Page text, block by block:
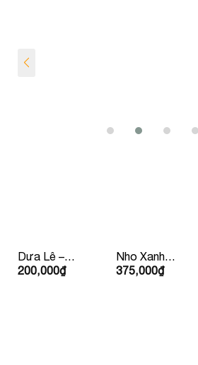
Dưa Lê –
Hàn Quốc
200,000₫
Nho Xanh
Bay Úc/ Mỹ
375,000₫